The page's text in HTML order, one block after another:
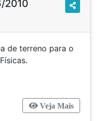
2010
de terreno para o
Físicas.
Veja Mais